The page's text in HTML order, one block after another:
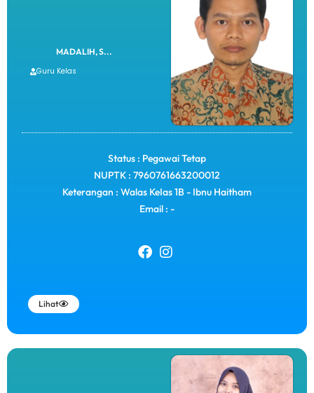
MADALIH, S...
Guru Kelas
Status : Pegawai Tetap
NUPTK : 7960761663200012
Keterangan : Walas KeIas 1B - Ibnu Haitham
Email : -
Lihat